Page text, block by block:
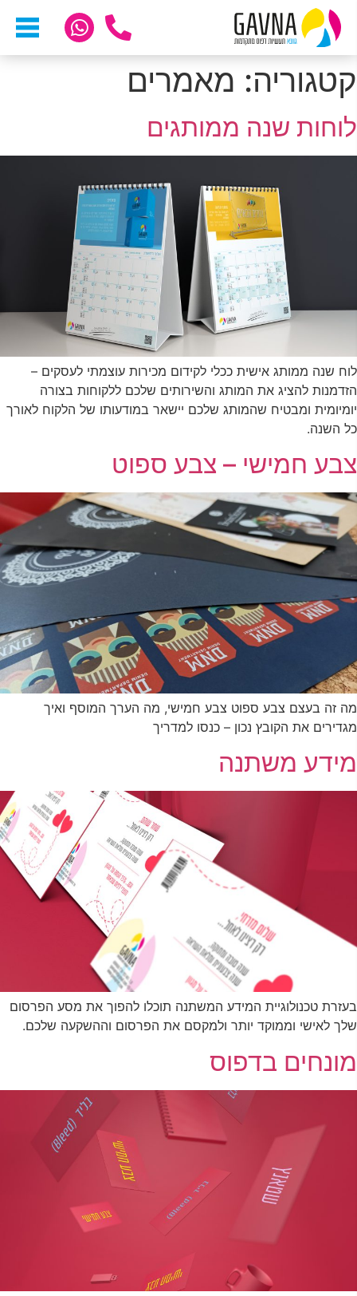
קטגוריה: מאמרים
לוחות שנה ממותגים
לוח שנה ממותג אישית ככלי לקידום מכירות עוצמתי לעסקים –
הזדמנות להציג את המותג והשירותים שלכם ללקוחות בצורה
יומיומית ומבטיח שהמותג שלכם יישאר במודעותו של הלקוח לאורך
כל השנה.
צבע חמישי – צבע ספוט
מה זה בעצם צבע ספוט צבע חמישי, מה הערך המוסף ואיך
מגדירים את הקובץ נכון – כנסו למדריך
מידע משתנה
בעזרת טכנולוגיית המידע המשתנה תוכלו להפוך את מסע הפרסום
שלך לאישי וממוקד יותר ולמקסם את הפרסום וההשקעה שלכם.
מונחים בדפוס